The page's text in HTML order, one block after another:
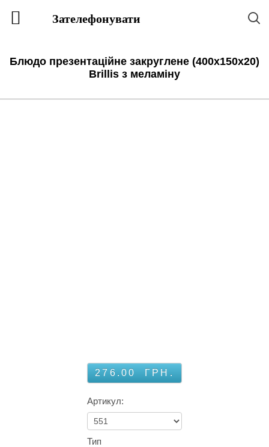
Блюдо презентаційне закруглене (400х150х20)
Brillis з меламіну
276.00 ГРН.
Артикул:
Тип
Зателефонувати